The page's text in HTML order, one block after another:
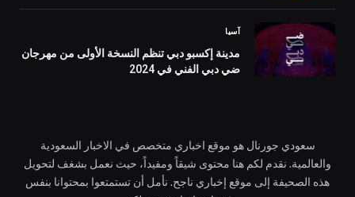
آسيا
مدينة إكسبو دبي تنظم النسخة الأولى من مهرجان
ضي دبي الفني في 2024
سعودي جورنال هو موقع اخباري متخصص في الاخبار السعودية
والعالمية. نقدم لكم هنا محتوى شيقاً ومفيداً، حيث نعمل بشغف لتحويل
هذه الصحيفة إلى موقع إخباري ناجح. نأمل أن تستمتعوا بمحتوانا بنفس